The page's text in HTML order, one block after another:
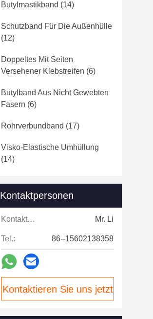
Butylmastikband (14)
Schutzband Für Die Außenhülle
(12)
Doppeltes Mit Seiten
Versehener Klebstreifen (6)
Butylband Aus Nicht Gewebten
Fasern (6)
Rohrverbundband (17)
Visko-Elastische Umhüllung
(14)
Kontaktpersonen
Kontaktpersonen: Mr. Li
Tel.: 86--15602138358
Kontaktieren Sie uns jetzt